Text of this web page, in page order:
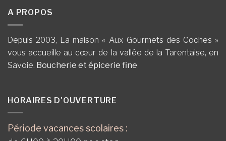
A PROPOS
Depuis 2003, La maison « Aux Gourmets des Coches »
vous accueille au cœur de la vallée de la Tarentaise, en
Savoie. Boucherie et épicerie fine
HORAIRES D'OUVERTURE
Période vacances scolaires :